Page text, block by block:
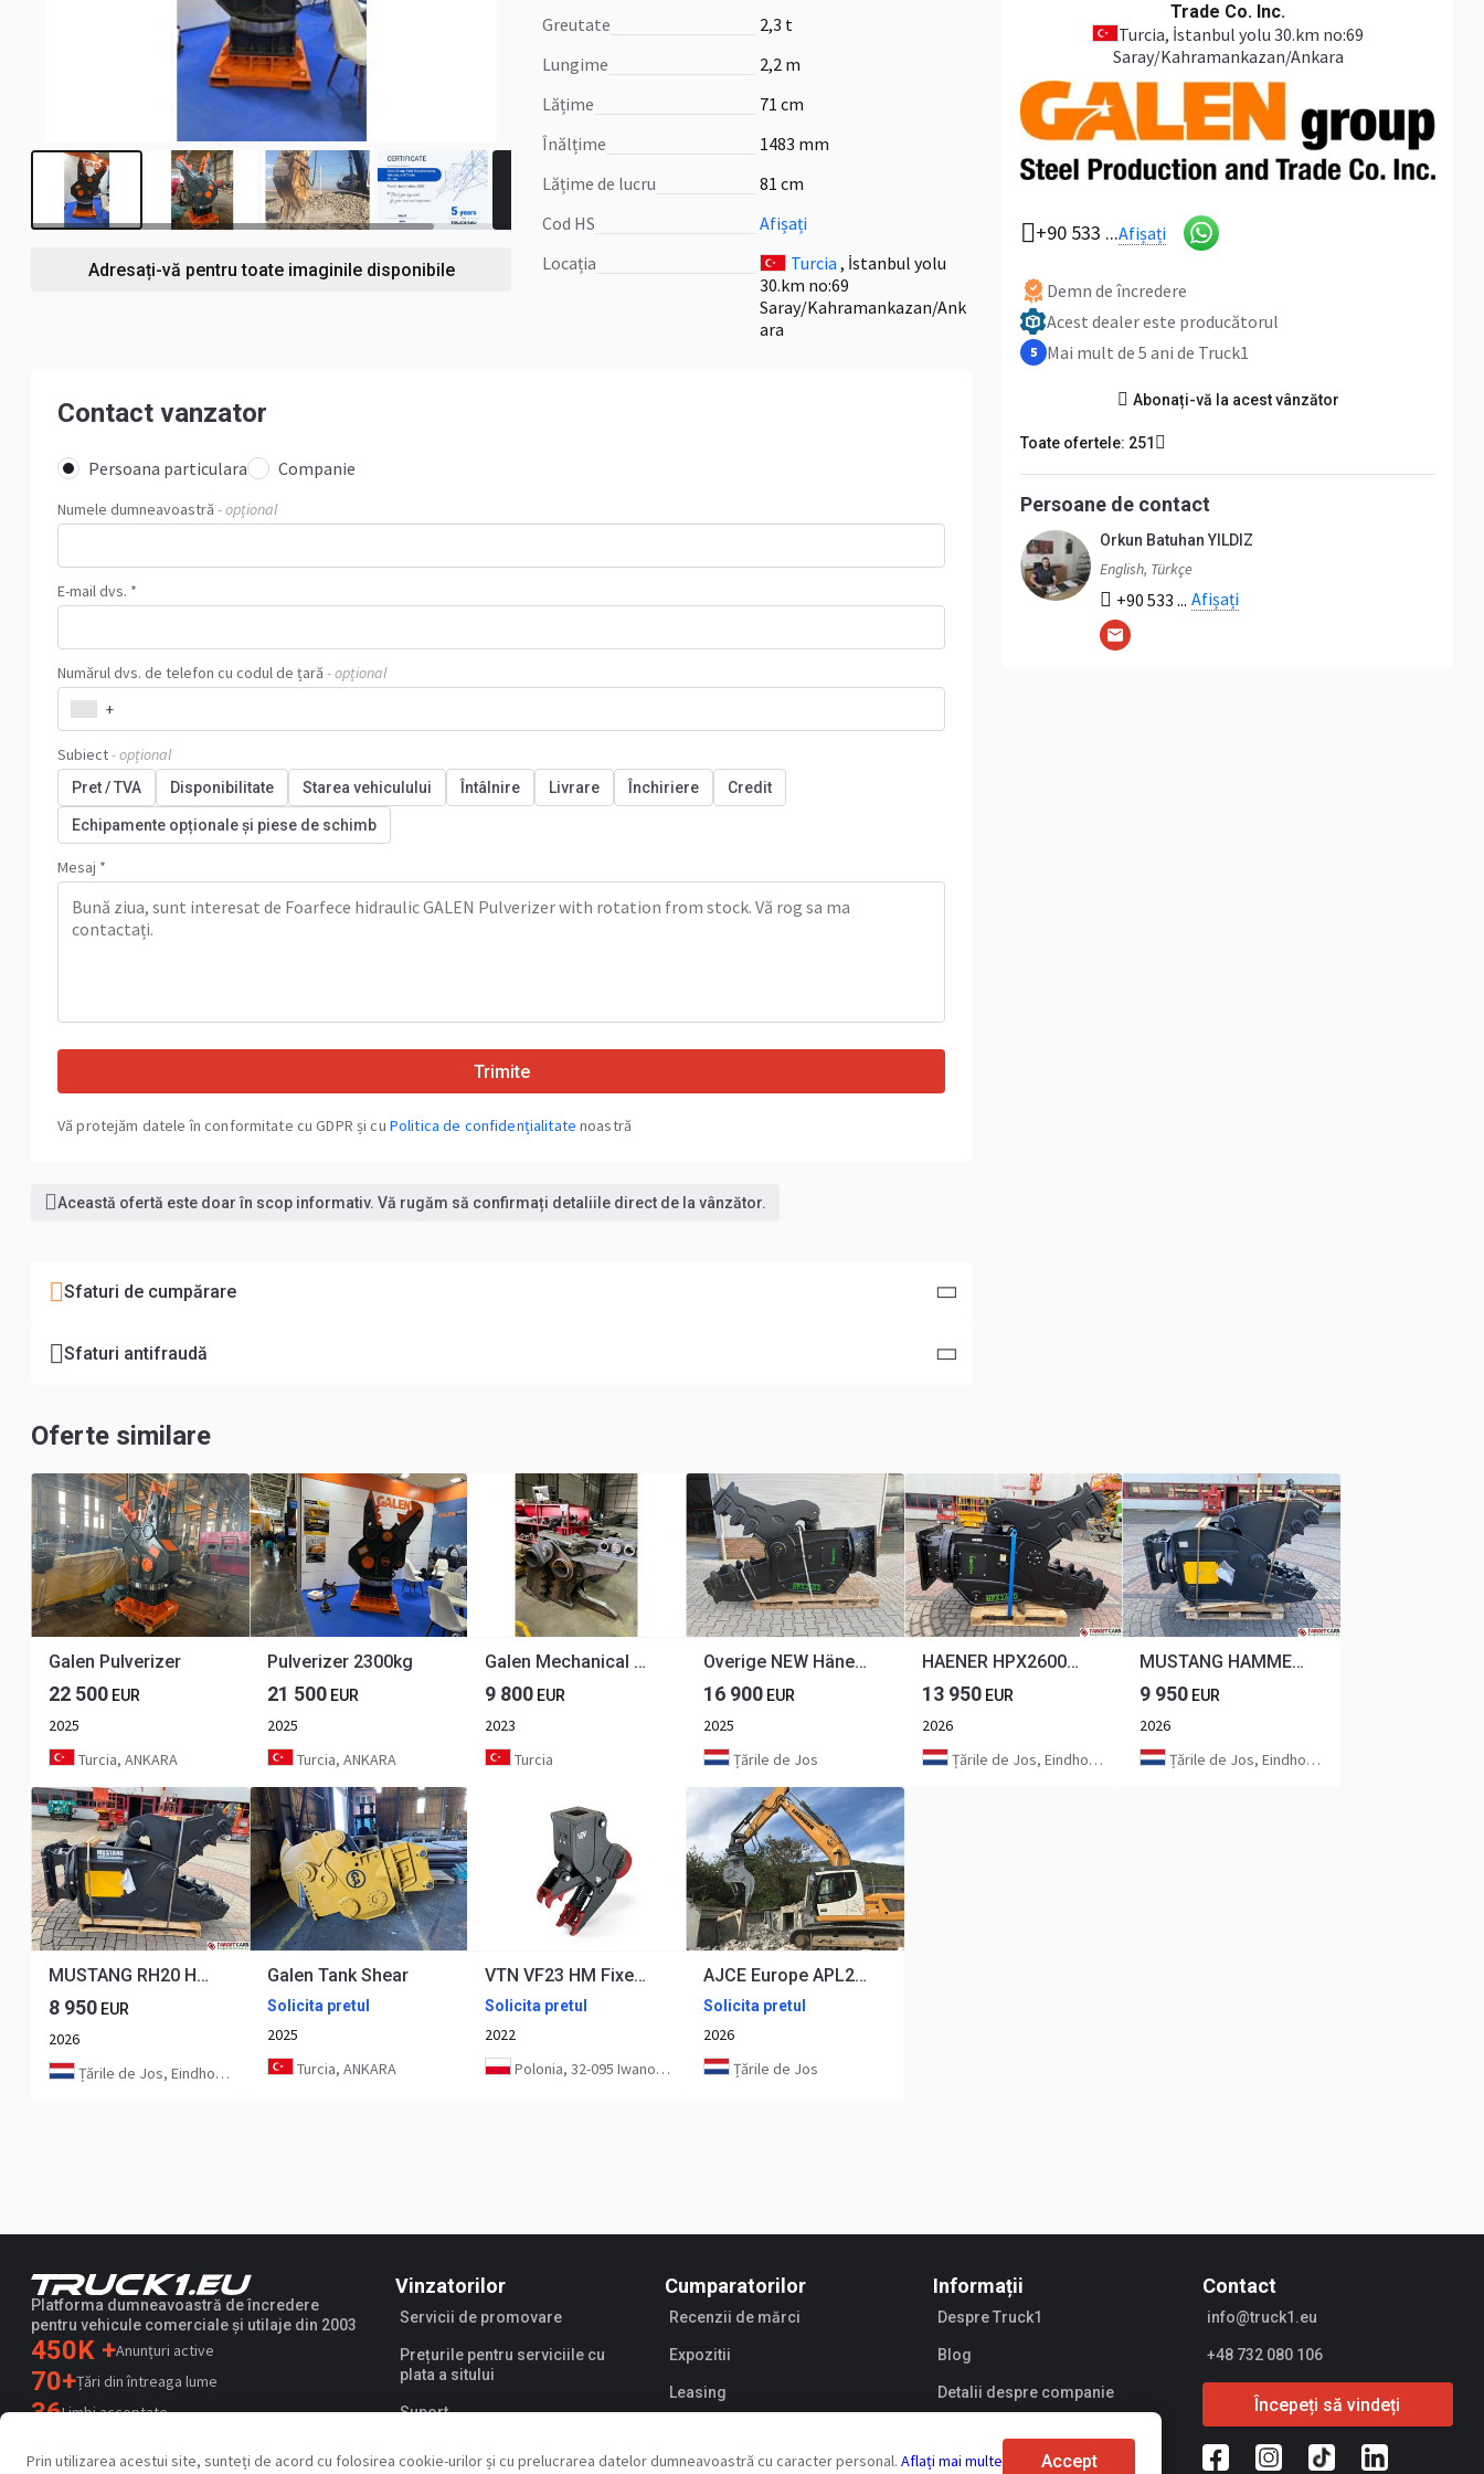
3
Adresați-vă pentru toate imaginile disponibile
Greutate
2,3 t
Lungime
2,2 m
Lățime
71 cm
Înălțime
1483 mm
Lățime de lucru
81 cm
Cod HS
Afișați
Locația
Turcia , İstanbul yolu
30.km no:69
Saray/Kahramankazan/Ank
ara
Contact vanzator
Persoana particulara Companie
Numele dumneavoastră - opțional
E-mail dvs. *
Numărul dvs. de telefon cu codul de țară - opțional
+
Subiect- opțional
Pret / TVA Disponibilitate Starea vehiculului Întâlnire Livrare Închiriere Credit
Echipamente opționale și piese de schimb
Mesaj *
Trimite
Vă protejăm datele în conformitate cu GDPR și cu Politica de confidențialitate noastră
Această ofertă este doar în scop informativ. Vă rugăm să confirmați detaliile direct de la vânzător.
Sfaturi de cumpărare
Sfaturi antifraudă
Trade Co. Inc.
Turcia, İstanbul yolu 30.km no:69
Saray/Kahramankazan/Ankara
+90 533 ...Afișați
Demn de încredere
Acest dealer este producătorul
5 Mai mult de 5 ani de Truck1
Abonați-vă la acest vânzător
Toate ofertele: 251
Persoane de contact
Orkun Batuhan YILDIZ
English, Türkçe
+90 533 ... Afișați
Oferte similare
Galen Pulverizer
22 500 EUR
2025
Turcia, ANKARA
Pulverizer 2300kg
21 500EUR
2025
Turcia, ANKARA
Galen Mechanical Pulverizer from Stock
9 800 EUR
2023
Turcia
Overige NEW Häner HPX2600A Breaker Breker Crusher Rotation
16 900EUR
2025
Țările de Jos
HAENER HPX2600A HYDRAULIC ROTATION PULVERIZER CRUSHER SHEAR 2026 TO FIT 24~35T EXCAVATOR 26000544
13 950EUR
2026
Țările de Jos, Eindhoven
MUSTANG HAMMER RH20 HYDRAULIC ROTATION PULVERIZER CRUSHER SHEAR RH-20 2026 TO FIT 15~22T EXCAVATOR AH250787
9 950 EUR
2026
Țările de Jos, Eindhoven
MUSTANG RH20 HYDRAULIC ROTATION PULVERIZER CRUSHER SHEAR RH-20 2026 TO FIT 12~22T EXCAVATOR AH260172
8 950 EUR
2026
Țările de Jos, Eindhoven
Galen Tank Shear
Solicita pretul
2025
Turcia, ANKARA
VTN VF23 HM Fixed Pulverizer With Electro-Hydraulic Magnet 3120 kg
Solicita pretul
2022
Polonia, 32-095 Iwanowice
AJCE Europe APL20RV Pulverizer with Hydraulic Rota AJCE Europe APL20RV Pulverizer with Hydraulic Rota
Solicita pretul
2026
Țările de Jos
Platforma dumneavoastră de încredere
pentru vehicule comerciale și utilaje din 2003
450K +Anunțuri active
70+Țări din întreaga lume
36Limbi acceptate
Vinzatorilor
Servicii de promovare
Prețurile pentru serviciile cu
plata a sitului
Suport
Cumparatorilor
Recenzii de mărci
Expozitii
Leasing
Informații
Despre Truck1
Blog
Detalii despre companie
Contact
info@truck1.eu
+48 732 080 106
Începeți să vindeți
Prin utilizarea acestui site, sunteți de acord cu folosirea cookie-urilor și cu prelucrarea datelor dumneavoastră cu caracter personal. Aflați mai multe Accept